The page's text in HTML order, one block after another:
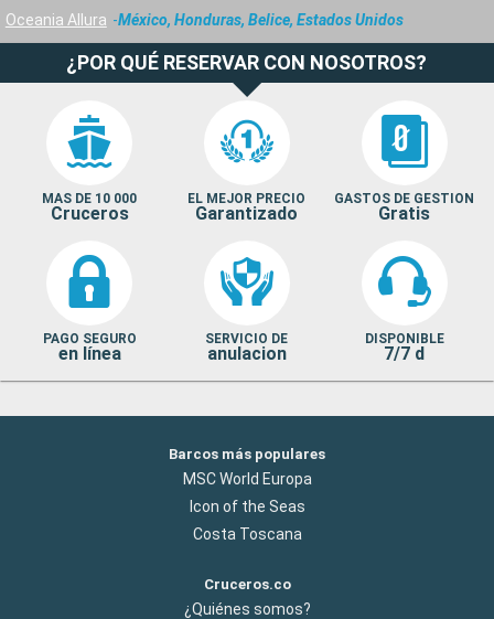
Oceania Allura
México, Honduras, Belice, Estados Unidos
¿POR QUÉ RESERVAR CON NOSOTROS?
MAS DE 10 000
Cruceros
EL MEJOR PRECIO
Garantizado
GASTOS DE GESTION
Gratis
PAGO SEGURO
en línea
SERVICIO DE
anulacion
DISPONIBLE
7/7 d
Barcos más populares
MSC World Europa
Icon of the Seas
Costa Toscana
Cruceros.co
¿Quiénes somos?